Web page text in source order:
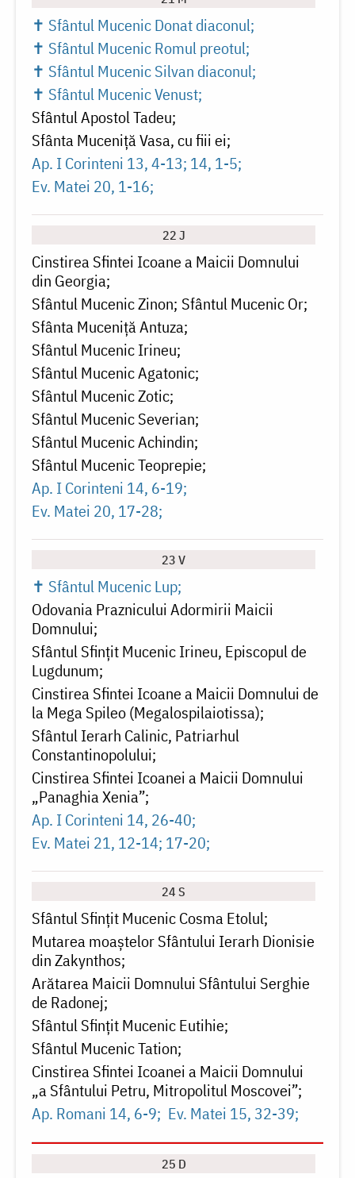
✝ Sfântul Mucenic Donat diaconul
✝ Sfântul Mucenic Romul preotul
✝ Sfântul Mucenic Silvan diaconul
✝ Sfântul Mucenic Venust
Sfântul Apostol Tadeu
Sfânta Muceniță Vasa, cu fiii ei
Ap. I Corinteni 13, 4-13; 14, 1-5
Ev. Matei 20, 1-16
22 J
Cinstirea Sfintei Icoane a Maicii Domnului
din Georgia
Sfântul Mucenic Zinon Sfântul Mucenic Or
Sfânta Muceniță Antuza
Sfântul Mucenic Irineu
Sfântul Mucenic Agatonic
Sfântul Mucenic Zotic
Sfântul Mucenic Severian
Sfântul Mucenic Achindin
Sfântul Mucenic Teoprepie
Ap. I Corinteni 14, 6-19
Ev. Matei 20, 17-28
23 V
✝ Sfântul Mucenic Lup
Odovania Praznicului Adormirii Maicii
Domnului
Sfântul Sfințit Mucenic Irineu, Episcopul de
Lugdunum
Cinstirea Sfintei Icoane a Maicii Domnului de
la Mega Spileo (Megalospilaiotissa)
Sfântul Ierarh Calinic, Patriarhul
Constantinopolului
Cinstirea Sfintei Icoanei a Maicii Domnului
„Panaghia Xenia”
Ap. I Corinteni 14, 26-40
Ev. Matei 21, 12-14; 17-20
24 S
Sfântul Sfințit Mucenic Cosma Etolul
Mutarea moaștelor Sfântului Ierarh Dionisie
din Zakynthos
Arătarea Maicii Domnului Sfântului Serghie
de Radonej
Sfântul Sfințit Mucenic Eutihie
Sfântul Mucenic Tation
Cinstirea Sfintei Icoanei a Maicii Domnului
„a Sfântului Petru, Mitropolitul Moscovei”
Ap. Romani 14, 6-9 Ev. Matei 15, 32-39
25 D